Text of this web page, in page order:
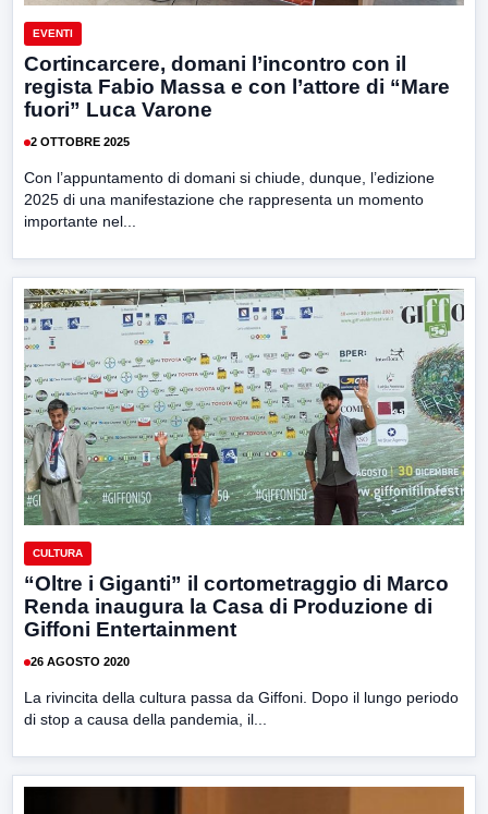
EVENTI
Cortincarcere, domani l’incontro con il
regista Fabio Massa e con l’attore di “Mare
fuori” Luca Varone
2 OTTOBRE 2025
Con l’appuntamento di domani si chiude, dunque, l’edizione
2025 di una manifestazione che rappresenta un momento
importante nel...
CULTURA
“Oltre i Giganti” il cortometraggio di Marco
Renda inaugura la Casa di Produzione di
Giffoni Entertainment
26 AGOSTO 2020
La rivincita della cultura passa da Giffoni. Dopo il lungo periodo
di stop a causa della pandemia, il...